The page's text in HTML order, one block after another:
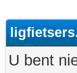
U bent